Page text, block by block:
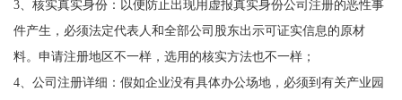
3、核实真实身份：以便防止出现用虚报真实身份公司注册的恶性事
件产生，必须法定代表人和全部公司股东出示可证实信息的原材
料。申请注册地区不一样，选用的核实方法也不一样；
4、公司注册详细：假如企业没有具体办公场地，必须到有关产业园